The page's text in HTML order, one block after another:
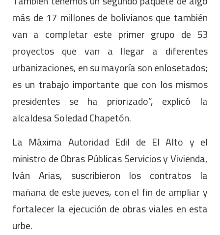
más de 17 millones de bolivianos que también
van a completar este primer grupo de 53
proyectos que van a llegar a diferentes
urbanizaciones, en su mayoría son enlosetados;
es un trabajo importante que con los mismos
presidentes se ha priorizado”, explicó la
alcaldesa Soledad Chapetón.
La Máxima Autoridad Edil de El Alto y el
ministro de Obras Públicas Servicios y Vivienda,
Iván Arias, suscribieron los contratos la
mañana de este jueves, con el fin de ampliar y
fortalecer la ejecución de obras viales en esta
urbe.